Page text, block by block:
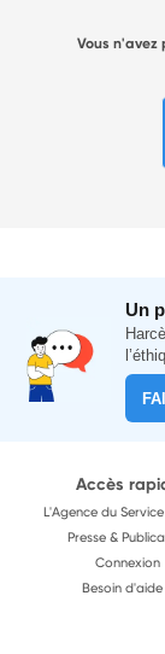
Vous n'avez
Un
Accès
L'Agence du
Presse &
Connexion
Besoin d'aide